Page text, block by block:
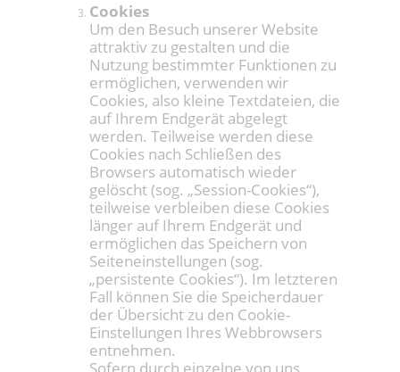
Cookies
Um den Besuch unserer Website
attraktiv zu gestalten und die
Nutzung bestimmter Funktionen zu
ermöglichen, verwenden wir
Cookies, also kleine Textdateien, die
auf Ihrem Endgerät abgelegt
werden. Teilweise werden diese
Cookies nach Schließen des
Browsers automatisch wieder
gelöscht (sog. „Session-Cookies“),
teilweise verbleiben diese Cookies
länger auf Ihrem Endgerät und
ermöglichen das Speichern von
Seiteneinstellungen (sog.
„persistente Cookies“). Im letzteren
Fall können Sie die Speicherdauer
der Übersicht zu den Cookie-
Einstellungen Ihres Webbrowsers
entnehmen.